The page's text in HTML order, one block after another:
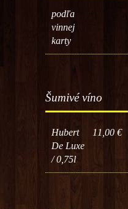
podľa
vinnej
karty
Šumivé víno
Hubert
De Luxe
/ 0,75l
11,00 €